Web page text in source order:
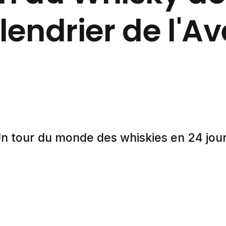
de
tour du monde des whiskies en 24